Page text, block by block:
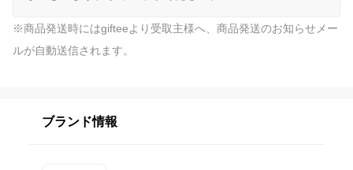
※商品発送時にはgifteeより受取主様へ、商品発送のお知らせメー
ルが自動送信されます。
ブランド情報